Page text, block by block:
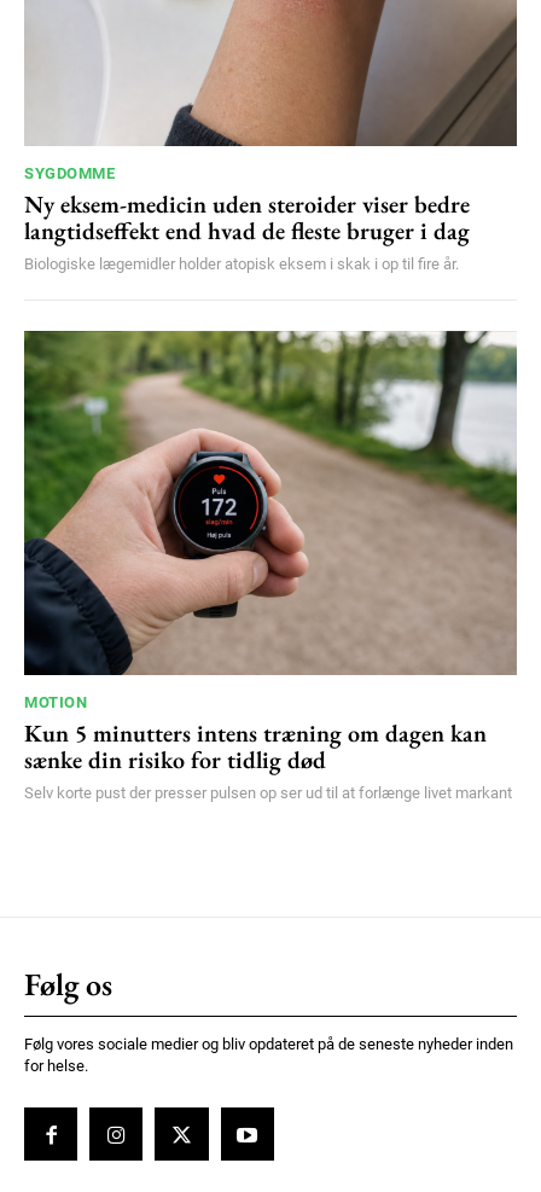
SYGDOMME
Ny eksem-medicin uden steroider viser bedre
langtidseffekt end hvad de fleste bruger i dag
Biologiske lægemidler holder atopisk eksem i skak i op til fire år.
MOTION
Kun 5 minutters intens træning om dagen kan
sænke din risiko for tidlig død
Selv korte pust der presser pulsen op ser ud til at forlænge livet markant
Følg os
Følg vores sociale medier og bliv opdateret på de seneste nyheder inden
for helse.